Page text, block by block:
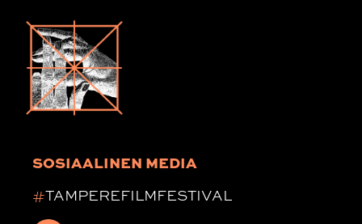
SOSIAALINEN MEDIA
#TAMPEREFILMFESTIVAL